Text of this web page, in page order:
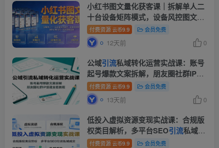
小红书图文量化获客课｜拆解单人二
十台设备矩阵模式，设备风控图文创
作合规引流一站式落地实操
付费资源 云币9.9 会员免费
12天前 0
公域引流私域转化运营实战课：账号
起号爆款文案拆解，朋友圈社群IP搭
建全套教程
付费资源 云币9.9 会员免费
13天前 0
低投入虚拟资源变现实战课：合规版
权类目解析，多平台SEO引流私域成
交
付费资源 云币9.9 会员免费